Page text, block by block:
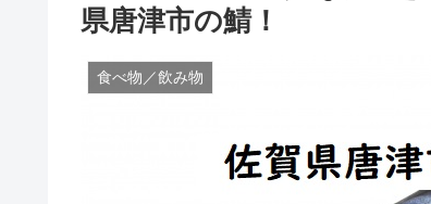
県唐津市の鯖！
食べ物／飲み物